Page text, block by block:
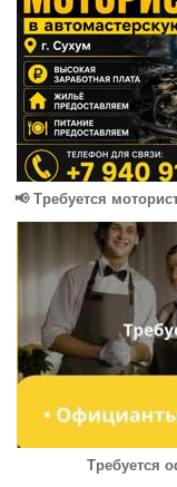
📢 Требуется
Требуется